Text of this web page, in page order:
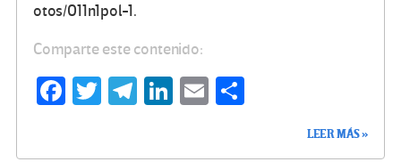
otos/011n1pol-1.
Comparte este contenido:
Fa T
Te Li
E
LEER MÁS »